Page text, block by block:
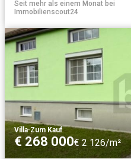
Seit mehr als einem Monat bei
Immobilienscout24
Villa·Zum Kauf
€ 268 000€ 2 126/m²